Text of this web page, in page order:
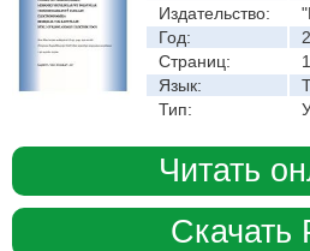
Издательство:
Год:
Страниц:
Язык:
Тип:
Читать
Скачать